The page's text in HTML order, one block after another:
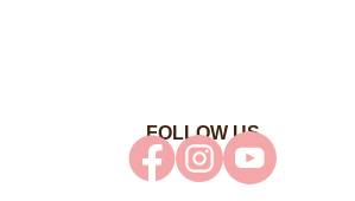
FOLLOW US